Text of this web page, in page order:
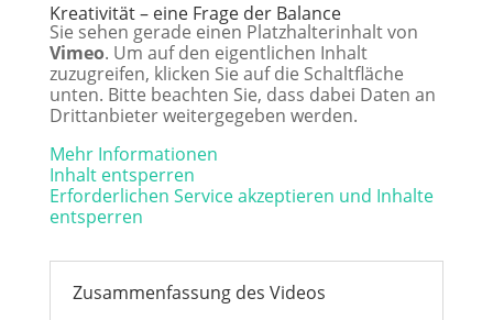
Kreativität – eine Frage der Balance
Sie sehen gerade einen Platzhalterinhalt von
Vimeo. Um auf den eigentlichen Inhalt
zuzugreifen, klicken Sie auf die Schaltfläche
unten. Bitte beachten Sie, dass dabei Daten an
Drittanbieter weitergegeben werden.
Mehr Informationen
Inhalt entsperren
Erforderlichen Service akzeptieren und Inhalte
entsperren
Zusammenfassung des Videos